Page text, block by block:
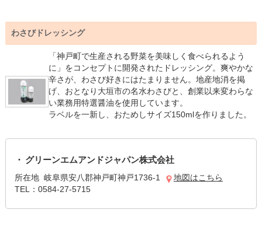
わさびドレッシング
「神戸町で生産される野菜を美味しく食べられるよう
に」をコンセプトに開発されたドレッシング。爽やかな
辛さが、わさび好きにはたまりません。地産地消を掲
げ、おとなり大垣市の名水わさびと、創業以来変わらな
い業務用特選醤油を使用しています。
ラベルを一新し、おためしサイズ150mlを作りました。
グリーンエムアンドジャパン株式会社
所在地 岐阜県安八郡神戸町神戸1736-1
地図はこちら
TEL：0584-27-5715